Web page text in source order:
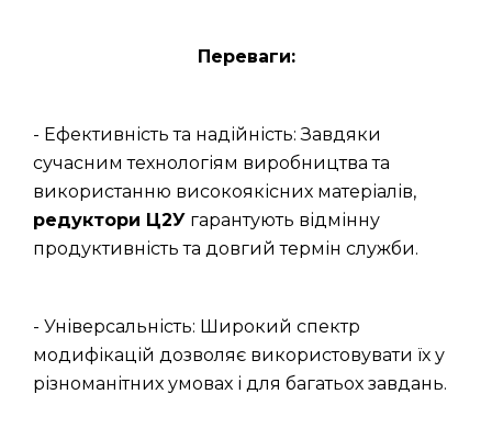
Переваги:
- Ефективність та надійність: Завдяки
сучасним технологіям виробництва та
використанню високоякісних матеріалів,
редуктори Ц2У гарантують відмінну
продуктивність та довгий термін служби.
- Універсальність: Широкий спектр
модифікацій дозволяє використовувати їх у
різноманітних умовах і для багатьох завдань.